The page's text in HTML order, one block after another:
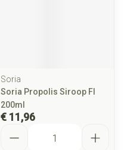
Soria
Soria Propolis Siroop Fl
200ml
€ 11,96